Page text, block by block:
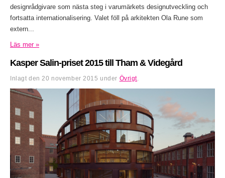
designrådgivare som nästa steg i varumärkets designutveckling och
fortsatta internationalisering. Valet föll på arkitekten Ola Rune som
extern...
Läs mer »
Kasper Salin-priset 2015 till Tham & Videgård
Inlagt den 20 november 2015 under Övrigt